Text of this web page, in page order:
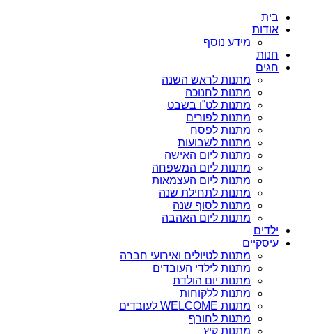
בית
אודות
מידע נוסף
חנות
חגים
מתנות לראש השנה
מתנות לחנוכה
מתנות לט”ו בשבט
מתנות לפורים
מתנות לפסח
מתנות לשבועות
מתנות ליום האישה
מתנות ליום המשפחה
מתנות ליום העצמאות
מתנות לתחילת שנה
מתנות לסוף שנה
מתנות ליום האהבה
ילדים
עיסקיים
מתנות לטיולים ואירועי חברה
מתנות לילדי העובדים
מתנות יום הולדת
מתנות ללקוחות
מתנות WELCOME לעובדים
מתנות לחורף
מתנות קיץ